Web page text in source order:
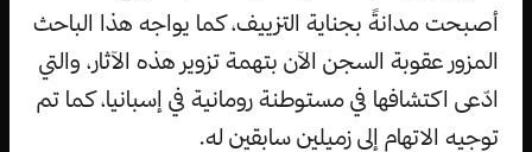
أصبحت مدانةً بجناية التزييف، كما يواجه هذا الباحث
المزور عقوبة السجن الآن بتهمة تزوير هذه الآثار، والتي
ادّعى اكتشافها في مستوطنة رومانية في إسبانيا، كما تم
توجيه الاتهام إلى زميلين سابقين له.